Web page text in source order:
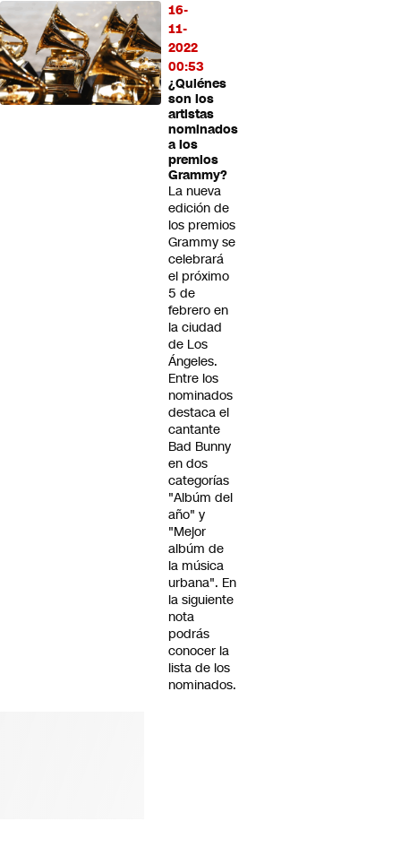
16-
11-
2022
00:53
¿Quiénes
son los
artistas
nominados
a los
premios
Grammy?
La nueva
edición de
los premios
Grammy se
celebrará
el próximo
5 de
febrero en
la ciudad
de Los
Ángeles.
Entre los
nominados
destaca el
cantante
Bad Bunny
en dos
categorías
"Albúm del
año" y
"Mejor
albúm de
la música
urbana". En
la siguiente
nota
podrás
conocer la
lista de los
nominados.